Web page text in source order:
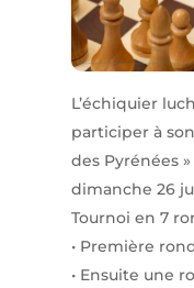
L’échiquier
participer à
des Pyrénées
dimanche 26
Tournoi en 7
• Première
• Ensuite une